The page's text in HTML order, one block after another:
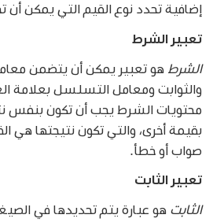
إضافية تحدد نوع القيم التي يمكن أن
تعبير الشرط
الشرط هو تعبير يمكن أن يتضمن
والثوابت ومعامل التسلسل بعلامة
محتويات الشرط يجب أن تكون بنفس
بقيمة أخرى، والتي تكون نتيجتها هي
صواب أو خطأ.
تعبير الثابت
الثابت هو عبارة يتم تحديدها في